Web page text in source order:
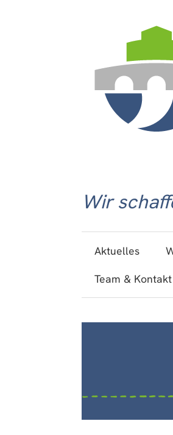
Wir
Aktuelles
Team & Kontakt